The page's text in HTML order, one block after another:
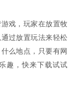
戏，玩家在放置牧
过放置玩法来轻松
么地点，只要有网
趣，快来下载试试